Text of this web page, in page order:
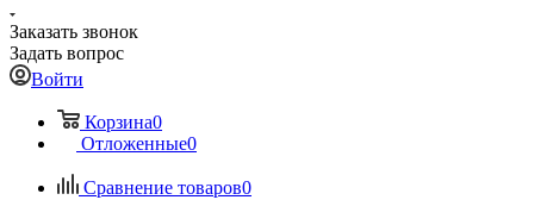
Заказать звонок
Задать вопрос
Войти
Корзина0
Отложенные0
Сравнение товаров0